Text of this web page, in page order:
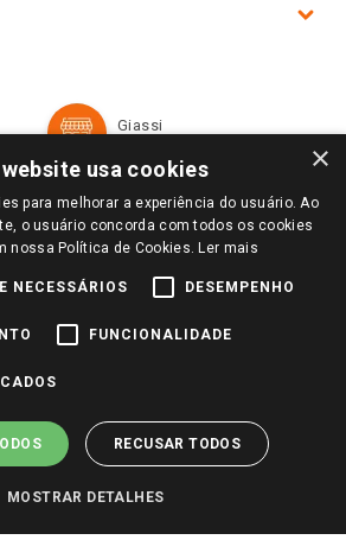
Giassi
×
website usa cookies
para melhorar a experiência do usuário. Ao
o usuário concorda com todos os cookies
nossa Política de Cookies. Ler mais
NECESSÁRIOS DESEMPENHO
FUNCIONALIDADE
RECUSAR TODOS
MOSTRAR DETALHES